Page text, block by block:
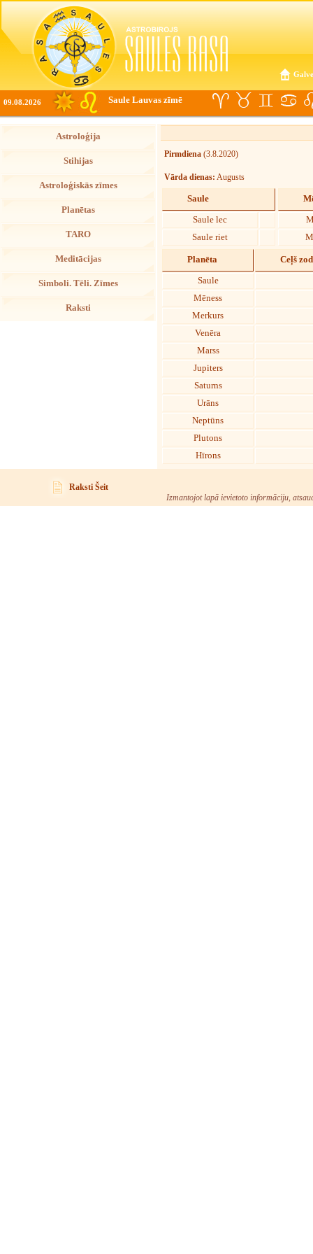
09.08.2026 Saule Lauvas zīmē
Astroloģija
Stihijas
Astroloģiskās zīmes
Planētas
TARO
Meditācijas
Simboli. Tēli. Zīmes
Raksti
Pirmdiena (3.8.2020)
Vārda dienas: Augusts
Saule
Saule lec
Saule riet
Planēta Ceļš
Saule
Mēness
Merkurs
Venēra
Marss
Jupiters
Saturns
Urāns
Neptūns
Plutons
Hīrons
Raksti Šeit
Izmantojot lapā ievietoto informāciju,